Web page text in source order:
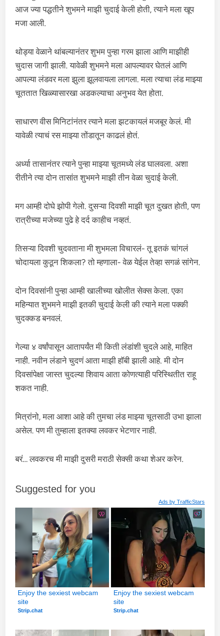
आज ज्या पद्धतीने शुभमने माझी चुदाई केली होती, त्याने मला खूप
मजा आली.
थोड्या वेळाने थांबल्यानंतर शुभम पुन्हा गरम झाला आणि माझीही
चुदास जागी झाली. यावेळी शुभमने मला आपल्यावर घेतलं आणि
आपल्या लंडवर मला झुला झूलवायला लागला. मला त्याचा लंड माझ्या
चूततात खिळ्यासारखा अडकल्याचा अनुभव येत होता.
साधारण वीस मिनिटांनंतर त्याने मला झटकायलं मजबूर केलं. मी
यावेळी त्याचं रस माझ्या तोंडातून काढलं होतं.
अर्ध्या तासानंतर त्याने पुन्हा माझ्या चूतमध्ये लंड घालवला. अशा
रीतीने त्या दोन तासांत शुभमने माझी तीन वेळा चुदाई केली.
मग आम्ही दोघे झोपी गेलो. दुसऱ्या दिवशी माझी चूत दुखत होती, पण
रात्रीच्या मजेच्या पुढे हे दर्द काहीच नव्हतं.
तिसऱ्या दिवशी चुदवताना मी शुभमला विचारलं- तू इतकं चांगलं
चोदायला कुठून शिकला? तो म्हणाला- वेळ येईल तेव्हा सगळं सांगेन.
दोन दिवसांनी पुन्हा आम्ही खालीच्या खोलीत सेक्स केला. एका
महिन्यात शुभमने माझी इतकी चुदाई केली की त्याने मला पक्की
चुदक्कड बनवलं.
गेल्या ४ वर्षांपासून आतापर्यंत मी किती लंडांशी चुदले आहे, माहित
नाही. नवीन लंडाने चुदणं आता माझी हॉबी झाली आहे. मी दोन
दिवसांपेक्षा जास्त चुदल्या शिवाय आता कोणत्याही परिस्थितीत राहू
शकत नाही.
मित्रांनो, मला आशा आहे की तुमचा लंड माझ्या चूतसाठी उभा झाला
असेल. पण मी तुम्हाला इतक्या लवकर भेटणार नाही.
बरं… लवकरच मी माझी दुसरी मराठी सेक्सी कथा शेअर करेन.
Suggested for you
Ads by TrafficStars
Enjoy the sexiest webcam
site
Strip.chat
Enjoy the sexiest webcam
site
Strip.chat